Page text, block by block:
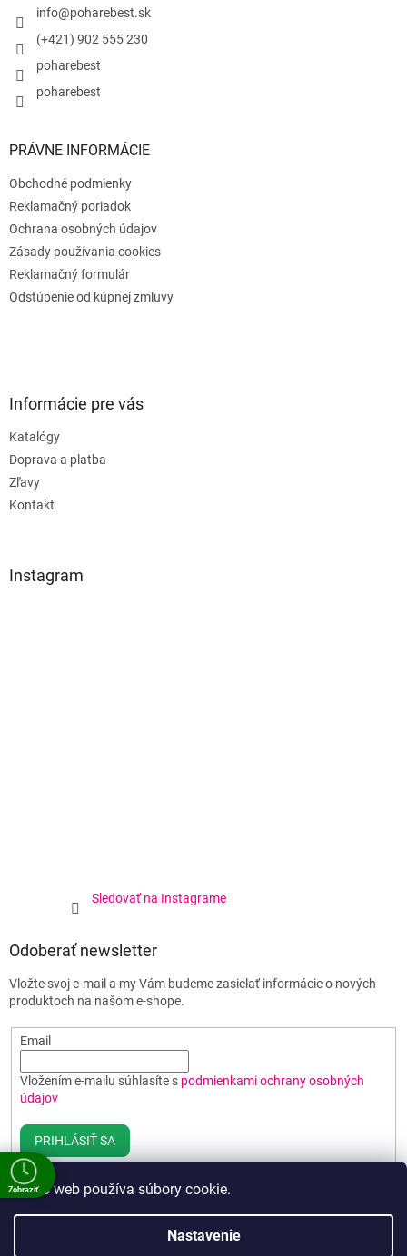
Tento web používa súbory cookie.
Nastavenie
info@poharebest.sk
(+421) 902 555 230
poharebest
poharebest
PRÁVNE INFORMÁCIE
Obchodné podmienky
Reklamačný poriadok
Ochrana osobných údajov
Zásady používania cookies
Reklamačný formulár
Odstúpenie od kúpnej zmluvy
Informácie pre vás
Katalógy
Doprava a platba
Zľavy
Kontakt
Instagram
Sledovať na Instagrame
Odoberať newsletter
Vložte svoj e-mail a my Vám budeme zasielať informácie o nových
produktoch na našom e-shope.
Email
Vložením e-mailu súhlasíte s podmienkami ochrany osobných
údajov
PRIHLÁSIŤ SA
Vytvoril Shoptet
Zobraziť